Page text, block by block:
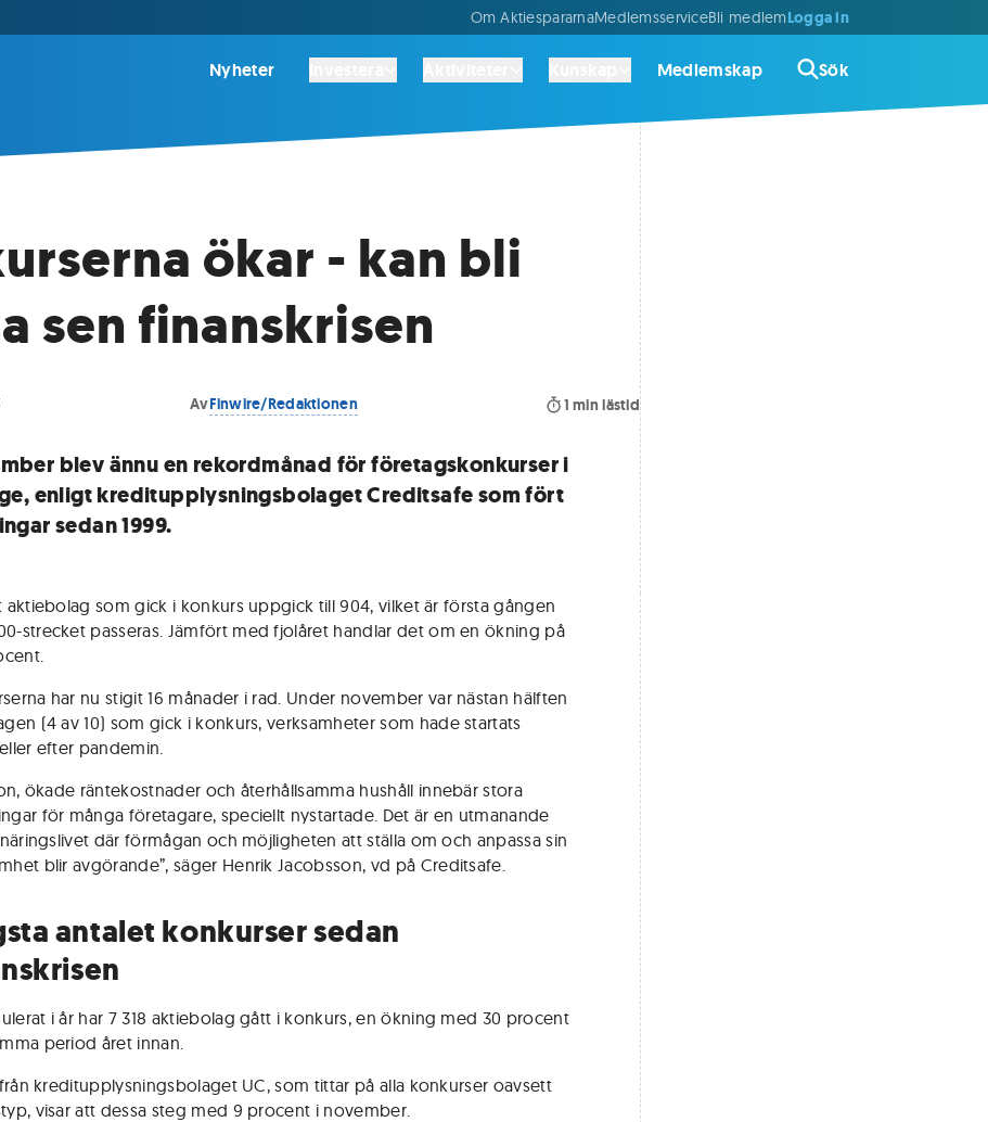
Om AktiespararnaMedlemsserviceBli medlemLogga in
Nyheter Medlemskap Sök
ökar - kan bli
sen finanskrisen
AvFinwire/Redaktionen 1 min lästid
blev ännu en rekordmånad för företagskonkurser i
enligt kreditupplysningsbolaget Creditsafe som fört
sedan 1999.
aktiebolag som gick i konkurs uppgick till 904, vilket är första gången
strecket passeras. Jämfört med fjolåret handlar det om en ökning på
har nu stigit 16 månader i rad. Under november var nästan hälften
(4 av 10) som gick i konkurs, verksamheter som hade startats
efter pandemin.
ökade räntekostnader och återhållsamma hushåll innebär stora
för många företagare, speciellt nystartade. Det är en utmanande
där förmågan och möjligheten att ställa om och anpassa sin
blir avgörande”, säger Henrik Jacobsson, vd på Creditsafe.
antalet konkurser sedan
i år har 7 318 aktiebolag gått i konkurs, en ökning med 30 procent
period året innan.
kreditupplysningsbolaget UC, som tittar på alla konkurser oavsett
visar att dessa steg med 9 procent i november.